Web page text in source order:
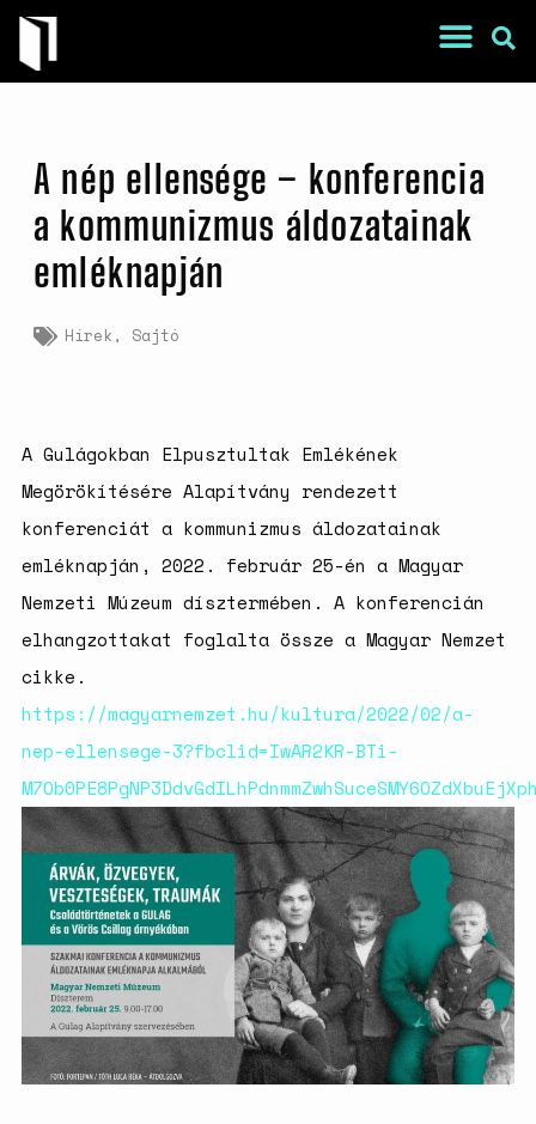
Stories
A háborús nemi erőszak és a
nőgyógyász lobbi hatása a
magyarországi
rendszerre
Bálsój szerelem a málenkij
robot idején
A nép ellensége – konferencia
a kommunizmus áldozatainak
emléknapján
Hírek , Sajtó
A Gulágokban Elpusztultak Emlékének
Megörökítésére Alapítvány rendezett
konferenciát a kommunizmus áldozatainak
emléknapján, 2022. február 25-én a Magyar
Nemzeti Múzeum dísztermében. A konferencián
elhangzottakat foglalta össze a Magyar Nemzet
cikke.
https://magyarnemzet.hu/kultura/2022/02/a-
nep-ellensege-3?fbclid=IwAR2KR-BTi-